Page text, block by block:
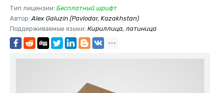
Тип лицензии: Бесплатный шрифт
Автор:Alex Galuzin (Pavlodar, Kazakhstan)
Поддерживаемые языки: Кириллица, латиница